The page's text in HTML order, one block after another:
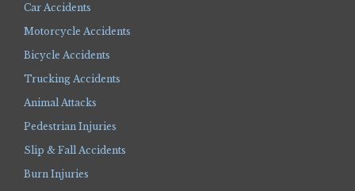
Car Accidents
Motorcycle Accidents
Bicycle Accidents
Trucking Accidents
Animal Attacks
Pedestrian Injuries
Slip & Fall Accidents
Burn Injuries